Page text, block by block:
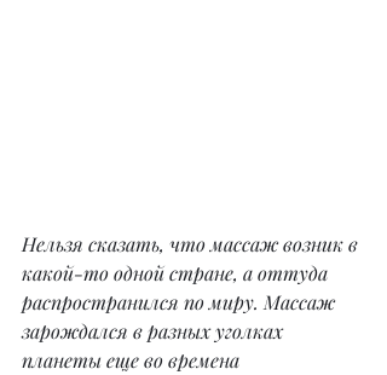
Нельзя сказать, что массаж возник в
какой-то одной стране, а оттуда
распространился по миру. Массаж
зарождался в разных уголках
планеты еще во времена